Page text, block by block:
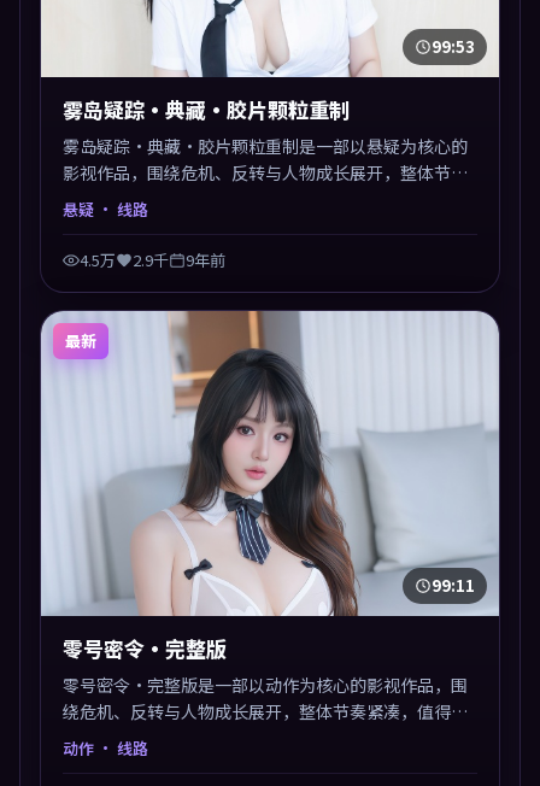
99:53
雾岛疑踪·典藏·胶片颗粒重制
雾岛疑踪·典藏·胶片颗粒重制是一部以悬疑为核心的
影视作品，围绕危机、反转与人物成长展开，整体节奏
紧凑，值得推荐观看。
悬疑 · 线路
4.5万 2.9千 9年前
最新
99:11
零号密令·完整版
零号密令·完整版是一部以动作为核心的影视作品，围
绕危机、反转与人物成长展开，整体节奏紧凑，值得推
荐观看。
动作 · 线路